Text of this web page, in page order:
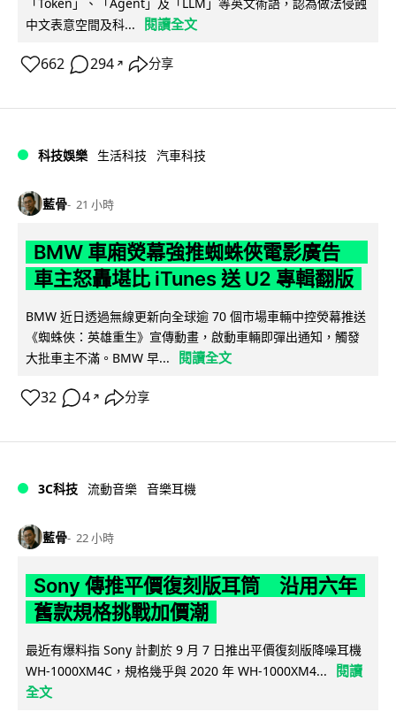
中文表意空間及科...
閱讀全文
662 294 ↗ 分享
科技娛樂 生活科技 汽車科技
藍骨 21 小時
BMW 車廂熒幕強推蜘蛛俠電影廣告
車主怒轟堪比 iTunes 送 U2 專輯翻版
BMW 近日透過無線更新向全球逾 70 個市場車輛中控熒幕推送
《蜘蛛俠：英雄重生》宣傳動畫，啟動車輛即彈出通知，觸發
大批車主不滿。BMW 早...
閱讀全文
32 4 ↗ 分享
3C科技 流動音樂 音樂耳機
藍骨 22 小時
Sony 傳推平價復刻版耳筒 沿用六年
舊款規格挑戰加價潮
最近有爆料指 Sony 計劃於 9 月 7 日推出平價復刻版降噪耳機
WH-1000XM4C，規格幾乎與 2020 年 WH-1000XM4...
閱讀
全文